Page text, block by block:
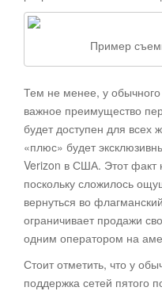
Пример
Тем не менее, у
важное преимущество
будет доступен для всех
«плюс» будет
Verizon в США. Этот факт
поскольку сложилось
вернуться во
ограничивает продажи
одним оператором на
Стоит отметить, что у
поддержка сетей пятого